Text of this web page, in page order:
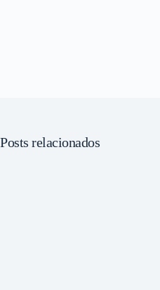
Posts relacionados